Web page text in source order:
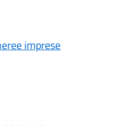
imprese